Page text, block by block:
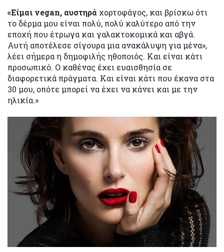
«Είμαι vegan, αυστηρά χορτοφάγος, και βρίσκω ότι
το δέρμα μου είναι πολύ, πολύ καλύτερο από την
εποχή που έτρωγα και γαλακτοκομικά και αβγά.
Αυτή αποτέλεσε σίγουρα μια ανακάλυψη για μένα»,
λέει σήμερα η δημοφιλής ηθοποιός. Και είναι κάτι
προσωπικό. Ο καθένας έχει ευαισθησία σε
διαφορετικά πράγματα. Και είναι κάτι που έκανα στα
30 μου, οπότε μπορεί να έχει να κάνει και με την
ηλικία.»